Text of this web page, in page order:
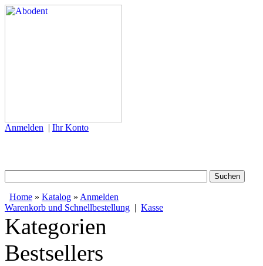
Anmelden | Ihr Konto
Home » Katalog » Anmelden
Warenkorb und Schnellbestellung | Kasse
Kategorien
Bestsellers